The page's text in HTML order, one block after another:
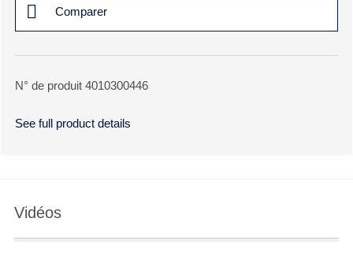
Comparer
N° de produit 4010300446
See full product details
Vidéos